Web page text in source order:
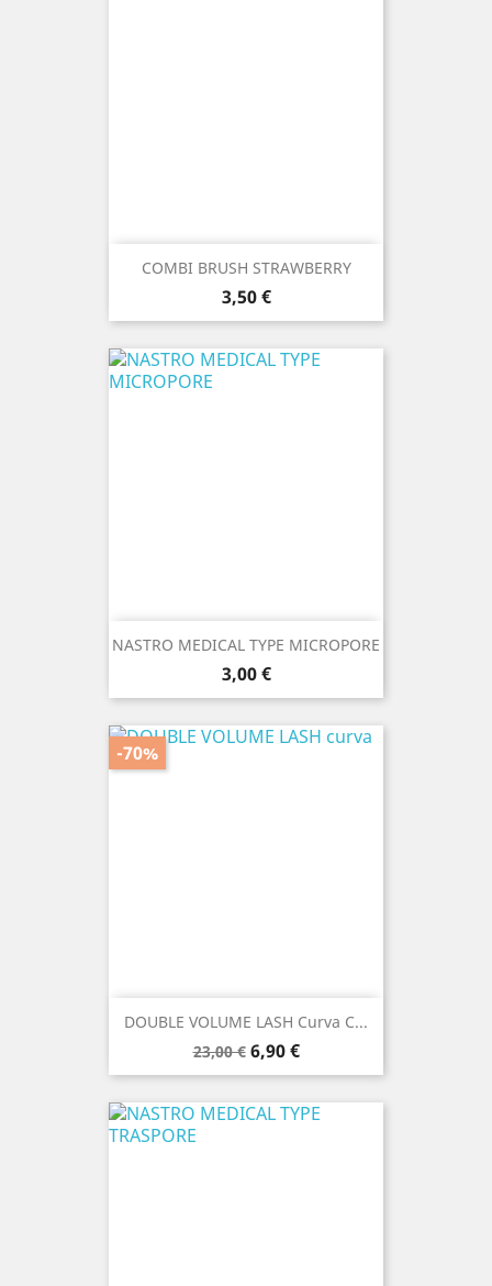
COMBI BRUSH STRAWBERRY
Prezzo
3,50 €
NASTRO MEDICAL TYPE MICROPORE
Prezzo
3,00 €
DOUBLE VOLUME LASH Curva C...
Prezzo
base
23,00 € Prezzo
6,90 €
-70%